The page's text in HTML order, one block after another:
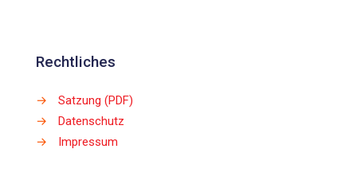
Rechtliches
→
Satzung (PDF)
→
Datenschutz
→
Impressum